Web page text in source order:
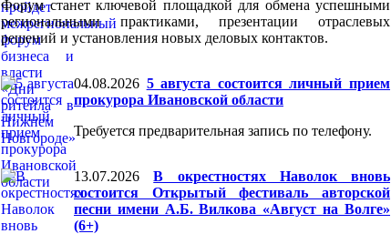
Форум станет ключевой площадкой для обмена успешными
региональными практиками, презентации отраслевых
решений и установления новых деловых контактов.
04.08.2026 5 августа состоится личный прием
прокурора Ивановской области
Требуется предварительная запись по телефону.
13.07.2026
В окрестностях Наволок вновь
состоится Открытый фестиваль авторской
песни имени А.Б. Вилкова «Август на Волге»
(6+)